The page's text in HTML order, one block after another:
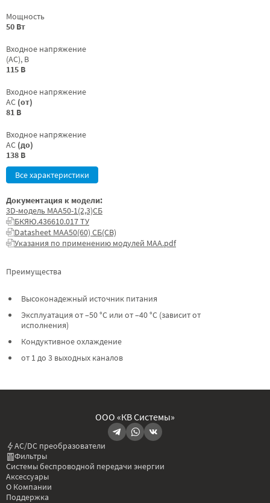
Мощность
50 Вт
Входное напряжение
(AC), В
115 В
Входное напряжение
AC (от)
81 В
Входное напряжение
AC (до)
138 В
Все характеристики
Преимущества
Высоконадежный источник питания
Эксплуатация от –50 °C или от –40 °C (зависит от
исполнения)
Кондуктивное охлаждение
от 1 до 3 выходных каналов
Документация к модели:
3D-модель МАА50-1(2,3)СБ
БКЯЮ.436610.017 ТУ
Datasheet МАА50(60) СБ(СВ)
Указания по применению модулей МАА.pdf
ООО «КВ Системы»
AC/DC преобразователи
Фильтры
Системы беспроводной передачи энергии
Аксессуары
О Компании
Поддержка